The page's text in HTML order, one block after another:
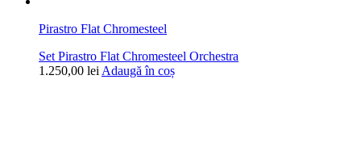
Pirastro Flat Chromesteel
Set Pirastro Flat Chromesteel Orchestra
1.250,00 lei Adaugă în coș